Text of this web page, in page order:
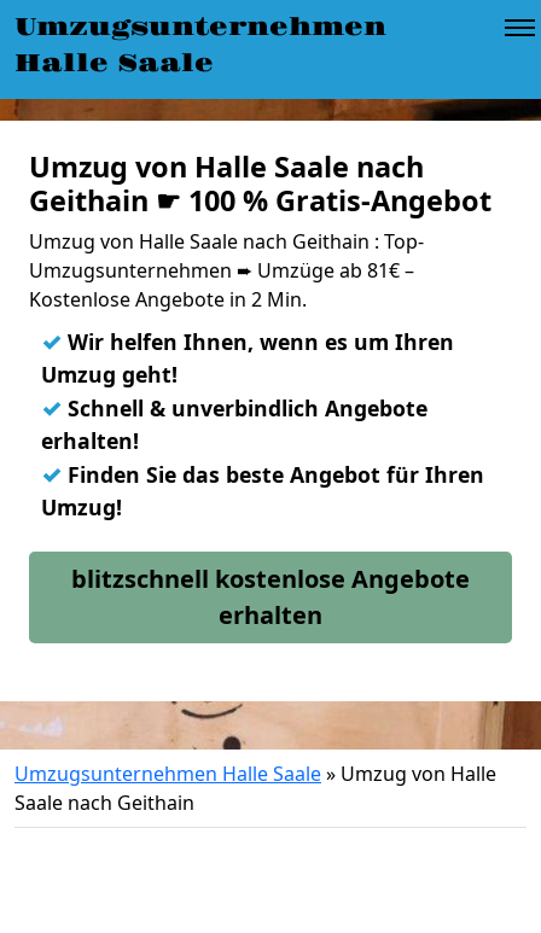
Umzugsunternehmen
Halle Saale
Umzug von Halle Saale nach
Geithain ☛ 100 % Gratis-Angebot
Umzug von Halle Saale nach Geithain : Top-
Umzugsunternehmen ➨ Umzüge ab 81€ –
Kostenlose Angebote in 2 Min.
✓ Wir helfen Ihnen, wenn es um Ihren
Umzug geht!
✓ Schnell & unverbindlich Angebote
erhalten!
✓ Finden Sie das beste Angebot für Ihren
Umzug!
blitzschnell kostenlose Angebote
erhalten
Umzugsunternehmen Halle Saale» Umzug von Halle
Saale nach Geithain